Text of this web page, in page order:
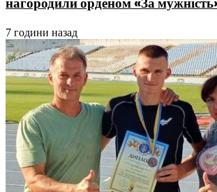
7 години назад